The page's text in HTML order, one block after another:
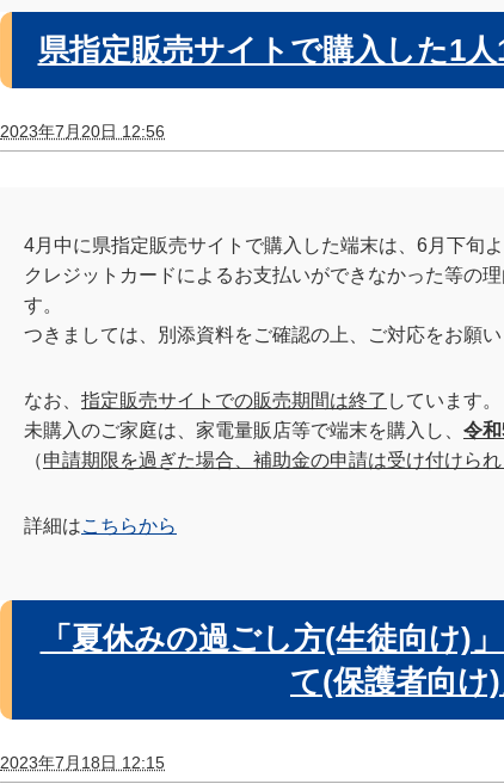
県指定販売サイトで購入した1
2023年7月20日 12:56
4月中に県指定販売サイトで購入した端末は、6月下旬
クレジットカードによるお支払いができなかった等の
す。
つきましては、別添資料をご確認の上、ご対応をお願い
なお、 指定販売サイトでの販売期間は終了 しています。
未購入のご家庭は、家電量販店等で端末を購入し、 令
（申請期限を過ぎた場合、補助金の申請は受け付けられ
詳細はこちらから
「夏休みの過ごし方(生徒向け)
て(保護者向け
2023年7月18日 12:15